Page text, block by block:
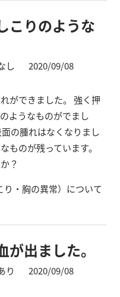
こりのような
し 2020/09/08
ができました。 強く押
ようなものがでまし
の腫れはなくなりまし
ものが残っています。
？
り・胸の異常）について
出ました。
り 2020/09/08